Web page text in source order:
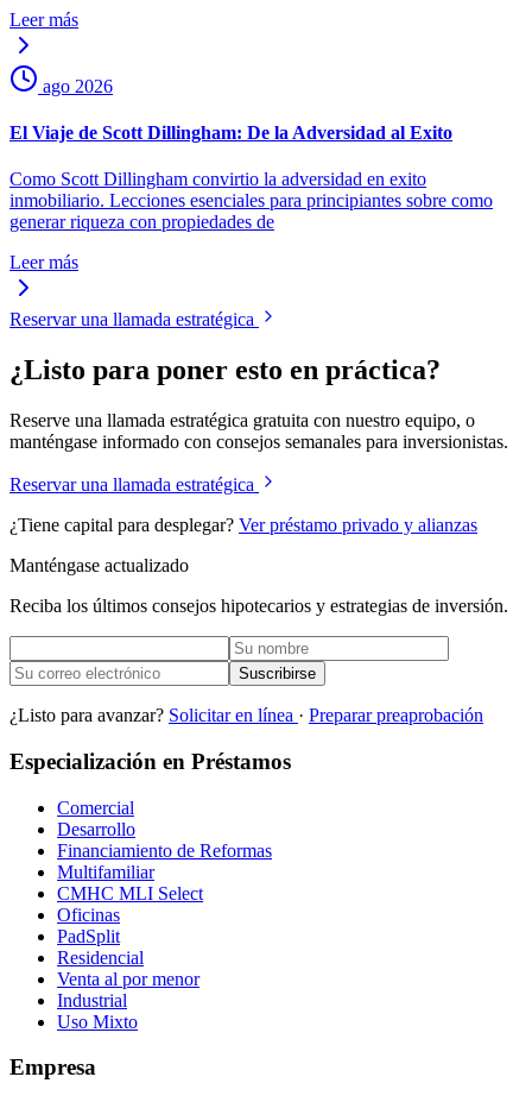
Leer más
ago 2026
El Viaje de Scott Dillingham: De la Adversidad al Exito
Como Scott Dillingham convirtio la adversidad en exito
inmobiliario. Lecciones esenciales para principiantes sobre como
generar riqueza con propiedades de
Leer más
Reservar una llamada estratégica
¿Listo para poner esto en práctica?
Reserve una llamada estratégica gratuita con nuestro equipo, o
manténgase informado con consejos semanales para inversionistas.
Reservar una llamada estratégica
¿Tiene capital para desplegar? Ver préstamo privado y alianzas
Manténgase actualizado
Reciba los últimos consejos hipotecarios y estrategias de inversión.
Suscribirse
¿Listo para avanzar? Solicitar en línea · Preparar preaprobación
Especialización en Préstamos
Comercial
Desarrollo
Financiamiento de Reformas
Multifamiliar
CMHC MLI Select
Oficinas
PadSplit
Residencial
Venta al por menor
Industrial
Uso Mixto
Empresa